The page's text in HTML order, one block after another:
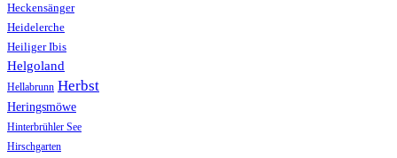
Heckensänger
Heidelerche
Heiliger Ibis
Helgoland
Hellabrunn Herbst
Heringsmöwe
Hinterbrühler See
Hirschgarten